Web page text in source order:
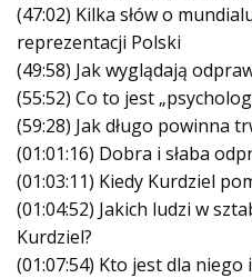
(47:02) Kilka słów o
reprezentacji Polski
(49:58) Jak wyglądają
(55:52) Co to jest
(59:28) Jak długo powinna
(01:01:16) Dobra i słaba
(01:03:11) Kiedy Kurdziel
(01:04:52) Jakich ludzi w
Kurdziel?
(01:07:54) Kto jest dla niego